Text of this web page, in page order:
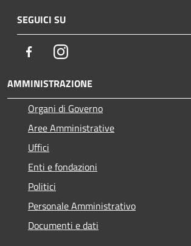
SEGUICI SU
FacebookInstagram
AMMINISTRAZIONE
Organi di Governo
Aree Amministrative
Uffici
Enti e fondazioni
Politici
Personale Amministrativo
Documenti e dati